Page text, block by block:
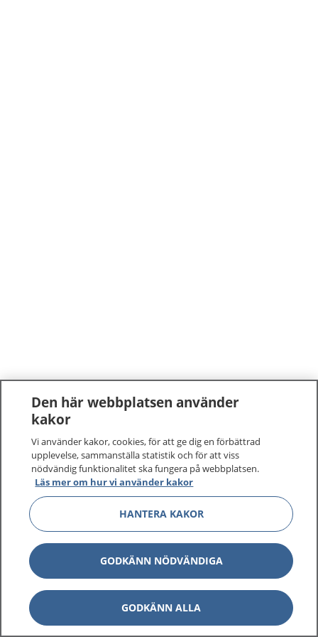
Den här webbplatsen använder
kakor
Vi använder kakor, cookies, för att ge dig en förbättrad
upplevelse, sammanställa statistik och för att viss
nödvändig funktionalitet ska fungera på webbplatsen.
Läs mer om hur vi använder kakor
HANTERA KAKOR
GODKÄNN NÖDVÄNDIGA
GODKÄNN ALLA